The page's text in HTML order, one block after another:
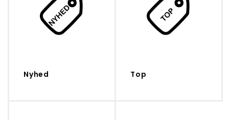
Nyhed Top